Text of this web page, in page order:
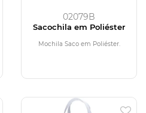
02079B
Sacochila em Poliéster
Mochila Saco em Poliéster.